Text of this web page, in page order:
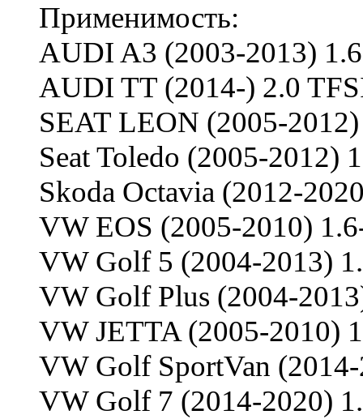
Применимость:
AUDI A3 (2003-2013)
AUDI TT (2014-) 2.0
SEAT LEON (2005-
Seat Toledo (2005-2012)
Skoda Octavia (2012-
VW EOS (2005-2010)
VW Golf 5 (2004-2013)
VW Golf Plus (2004-
VW JETTA (2005-2010)
VW Golf SportVan
VW Golf 7 (2014-2020)